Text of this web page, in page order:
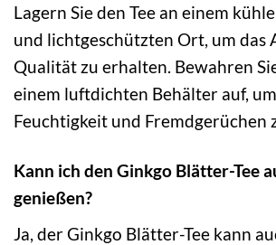
Lagern Sie den Tee an einem
und lichtgeschützten Ort, um das
Qualität zu erhalten. Bewahren
einem luftdichten Behälter auf,
Feuchtigkeit und Fremdgerüchen
Kann ich den Ginkgo Blätter-Tee
genießen?
Ja, der Ginkgo Blätter-Tee kann